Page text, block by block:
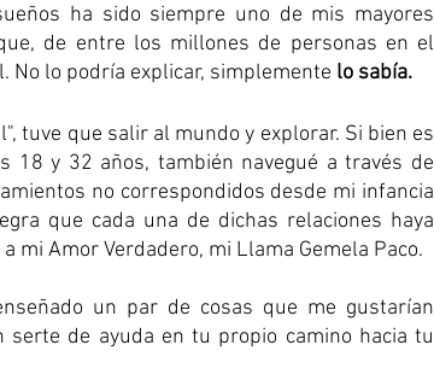
ha sido siempre uno de mis mayores
de entre los millones de personas en el
No lo podría explicar, simplemente lo sabía.
tuve que salir al mundo y explorar. Si bien es
18 y 32 años, también navegué a través de
no correspondidos desde mi infancia
que cada una de dichas relaciones haya
mi Amor Verdadero, mi Llama Gemela Paco.
un par de cosas que me gustarían
de ayuda en tu propio camino hacia tu